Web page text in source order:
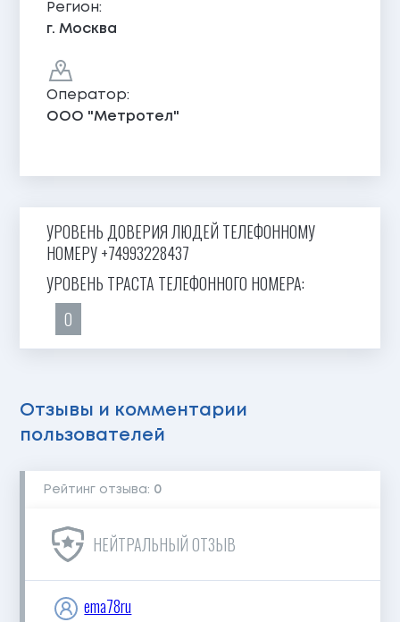
Регион:
г. Москва
Оператор:
ООО "Метротел"
УРОВЕНЬ ДОВЕРИЯ ЛЮДЕЙ ТЕЛЕФОННОМУ
НОМЕРУ +74993228437
УРОВЕНЬ ТРАСТА ТЕЛЕФОННОГО НОМЕРА:
0
Отзывы и комментарии
пользователей
Рейтинг отзыва: 0
НЕЙТРАЛЬНЫЙ ОТЗЫВ
ema78ru